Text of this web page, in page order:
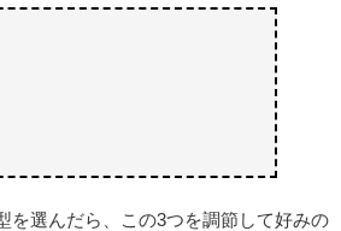
を選んだら、この3つを調節して好みの